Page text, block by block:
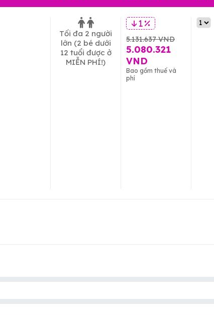
Tối đa 2 người
lớn (2 bé dưới
12 tuổi được ở
MIỄN PHÍ!)
1 %
5.131.637 VND
5.080.321
VND
Bao gồm thuế và
phí